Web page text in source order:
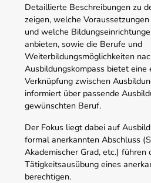
Detaillierte Beschreibungen zu
zeigen, welche
und welche
anbieten, sowie die Berufe und
Weiterbildungsmöglichkeiten
Ausbildungskompass bietet eine
Verknüpfung zwischen
informiert über passende
gewünschten Beruf.
Der Fokus liegt dabei auf
formal anerkannten Abschluss
Akademischer Grad, etc.) führen
Tätigkeitsausübung eines
berechtigen.